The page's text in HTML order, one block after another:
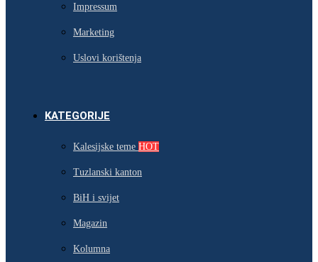
Impressum
Marketing
Uslovi korištenja
KATEGORIJE
Kalesijske teme HOT
Tuzlanski kanton
BiH i svijet
Magazin
Kolumna